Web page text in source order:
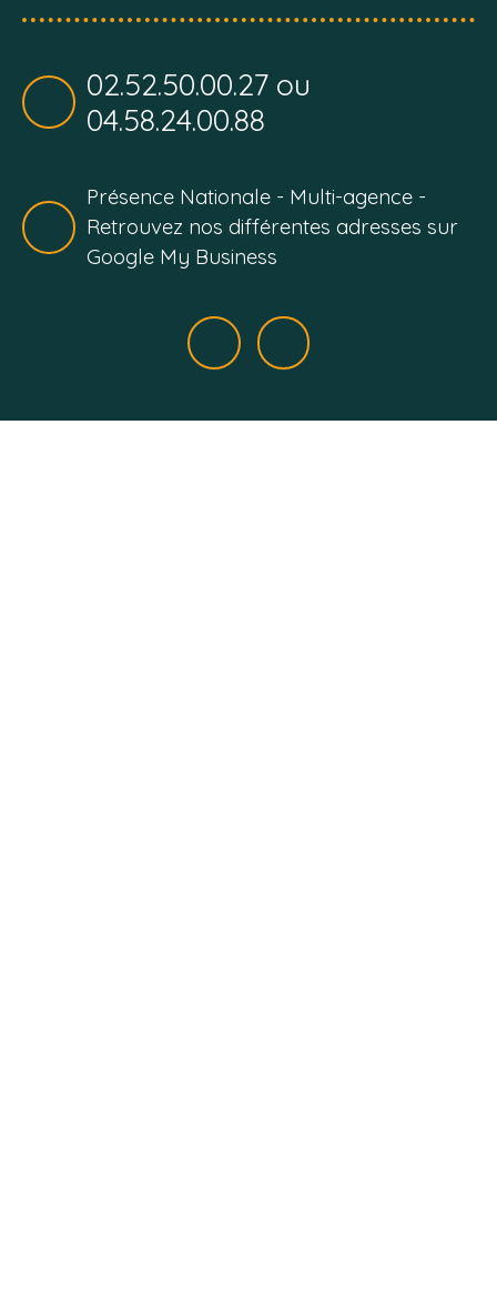
02.52.50.00.27 ou
04.58.24.00.88
Présence Nationale - Multi-agence -
Retrouvez nos différentes adresses sur
Google My Business